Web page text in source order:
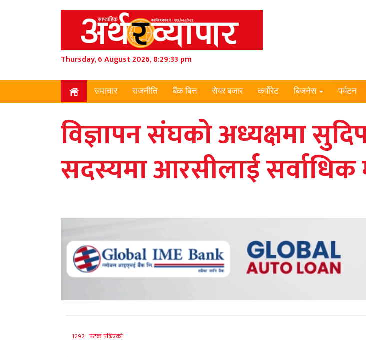
Thursday, 6 August 2026, 8:29:34 pm
समाचार राजनीति बैंक बित्त सेयर बजार कर्पोरेट बिजनेस पर्यटन
विज्ञापन संघको अध्यक्षमा
सदस्यमा आरसीलाई
1292 पटक पढिएको